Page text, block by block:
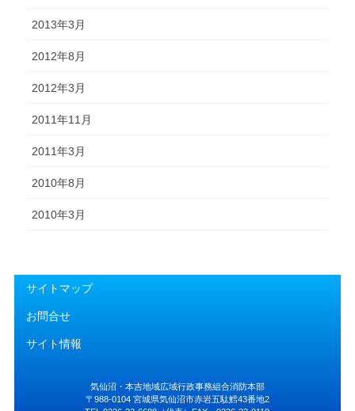
2013年3月
2012年8月
2012年3月
2011年11月
2011年3月
2010年8月
2010年3月
サイトマップ
お問合せ
サイト情報
気仙沼・本吉地域広域行政事務組合消防本部
〒988-0104 宮城県気仙沼市赤岩五駄鱈43番地2